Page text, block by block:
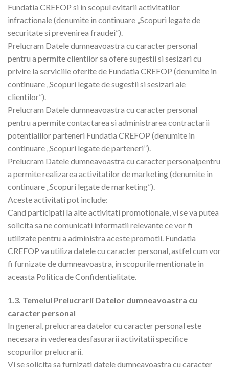
Fundatia CREFOP si in scopul evitarii activitatilor
infractionale (denumite in continuare „Scopuri legate de
securitate si prevenirea fraudei”).
Prelucram Datele dumneavoastra cu caracter personal
pentru a permite clientilor sa ofere sugestii si sesizari cu
privire la serviciile oferite de Fundatia CREFOP (denumite in
continuare „Scopuri legate de sugestii si sesizari ale
clientilor”).
Prelucram Datele dumneavoastra cu caracter personal
pentru a permite contactarea si administrarea contractarii
potentialilor parteneri Fundatia CREFOP (denumite in
continuare „Scopuri legate de parteneri”).
Prelucram Datele dumneavoastra cu caracter personalpentru
a permite realizarea activitatilor de marketing (denumite in
continuare „Scopuri legate de marketing”).
Aceste activitati pot include:
Cand participati la alte activitati promotionale, vi se va putea
solicita sa ne comunicati informatii relevante ce vor fi
utilizate pentru a administra aceste promotii. Fundatia
CREFOP va utiliza datele cu caracter personal, astfel cum vor
fi furnizate de dumneavoastra, in scopurile mentionate in
aceasta Politica de Confidentialitate.
1.3. Temeiul Prelucrarii Datelor dumneavoastra cu
caracter personal
In general, prelucrarea datelor cu caracter personal este
necesara in vederea desfasurarii activitatii specifice
scopurilor prelucrarii.
Vi se solicita sa furnizati datele dumneavoastra cu caracter